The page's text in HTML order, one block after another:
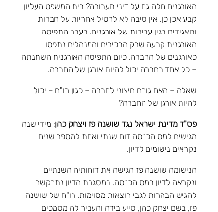
האורגנים חלה גם על דיני תעבורה? בית המשפט העליון
קבע אכן כן. אין סיבה לא להטיל אחריות על חברות
ותאגידים בגין עבירות של אורגנים. בעבר התפיסה
האורגנית קבעה שרק הבכירים והמנהלים נתפסו
כאורגנים של החברה. כיום התפיסה האורגנית השתנתה
– כל אחד בחברה יכול להיות אורגן של החברה.
שאלה – האם גורם חיצוני לחברה – כגון רו"ח – יכול
להיות אורגן של החברה?
פס"ד מדינת ישראל נגד שושנה פז ויצחק כהן: מידי שנה
מגישים למס הכנסה דוח שנתי ואחת למספר שנים
נקראים נישומים לדיון.
הנישומה שושנה פז הגישה את דוחותיה השנתיים
ונקראה לדיון במס הכנסה. במסגרת הדיון נתבקשה
להגיש הבהרות לגבי הוצאות מסוימות. רו"ח של שושנה
פז, בשם יצחק כהן, סייע בידה והעביר לה מסמכים